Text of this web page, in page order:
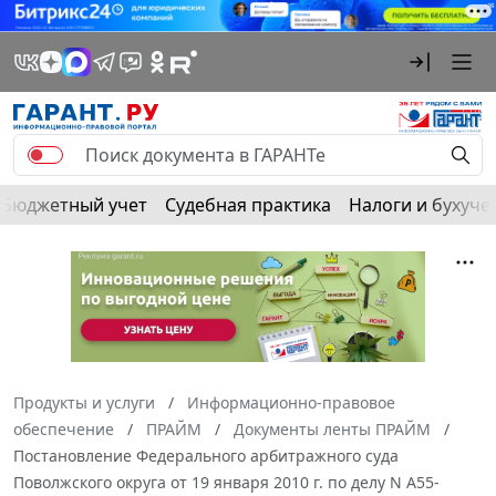
Бюджетный учет Судебная практика Налоги и
Продукты и услуги
Информационно-правовое
обеспечение
ПРАЙМ
Документы ленты ПРАЙМ
Постановление Федерального арбитражного суда
Поволжского округа от 19 января 2010 г. по делу N А55-